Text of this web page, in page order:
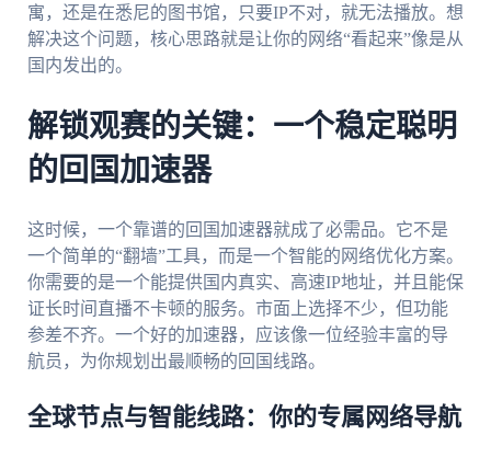
寓，还是在悉尼的图书馆，只要IP不对，就无法播放。想
解决这个问题，核心思路就是让你的网络“看起来”像是从
国内发出的。
解锁观赛的关键：一个稳定聪明
的回国加速器
这时候，一个靠谱的回国加速器就成了必需品。它不是
一个简单的“翻墙”工具，而是一个智能的网络优化方案。
你需要的是一个能提供国内真实、高速IP地址，并且能保
证长时间直播不卡顿的服务。市面上选择不少，但功能
参差不齐。一个好的加速器，应该像一位经验丰富的导
航员，为你规划出最顺畅的回国线路。
全球节点与智能线路：你的专属网络导航